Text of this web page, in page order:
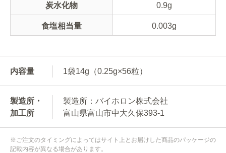
炭水化物 0.9g
食塩相当量 0.003g
内容量 1袋14g（0.25g×56粒）
製造所・
加工所
製造所：バイホロン株式会社
富山県富山市中大久保393-1
※ご注文のタイミングによってはサイト上とお届けした商品のパッケージの
記載内容が異なる場合があります。